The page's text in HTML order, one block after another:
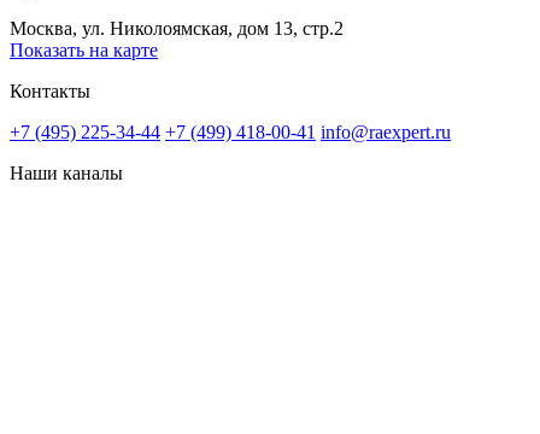
Москва, ул. Николоямская, дом 13, стр.2
Показать на карте
Контакты
+7 (495) 225-34-44 +7 (499) 418-00-41 info@raexpert.ru
Наши каналы